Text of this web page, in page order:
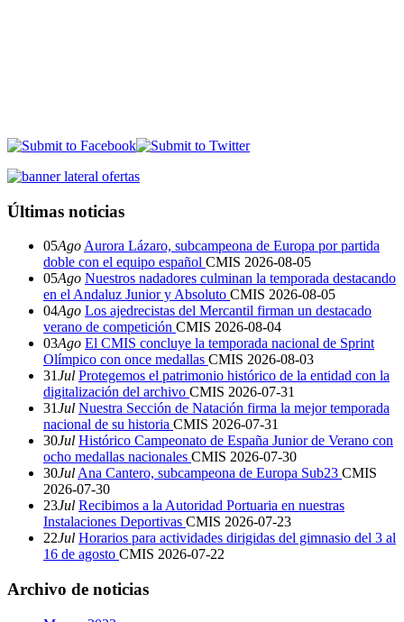
Últimas noticias
05Ago Aurora Lázaro, subcampeona de Europa por partida
doble con el equipo español CMIS 2026-08-05
05Ago Nuestros nadadores culminan la temporada destacando
en el Andaluz Junior y Absoluto CMIS 2026-08-05
04Ago Los ajedrecistas del Mercantil firman un destacado
verano de competición CMIS 2026-08-04
03Ago El CMIS concluye la temporada nacional de Sprint
Olímpico con once medallas CMIS 2026-08-03
31Jul Protegemos el patrimonio histórico de la entidad con la
digitalización del archivo CMIS 2026-07-31
31Jul Nuestra Sección de Natación firma la mejor temporada
nacional de su historia CMIS 2026-07-31
30Jul Histórico Campeonato de España Junior de Verano con
ocho medallas nacionales CMIS 2026-07-30
30Jul Ana Cantero, subcampeona de Europa Sub23 CMIS
2026-07-30
23Jul Recibimos a la Autoridad Portuaria en nuestras
Instalaciones Deportivas CMIS 2026-07-23
22Jul Horarios para actividades dirigidas del gimnasio del 3 al
16 de agosto CMIS 2026-07-22
Archivo de noticias